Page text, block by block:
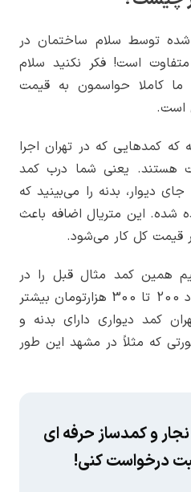
توسط سلام ساختمان در
است! فکر نکنید سلام
کاملا حواسمون به قیمت
است.
که کمدهایی که در تهران اجرا
هستند. یعنی شما درب کمد
دیوار، بدنه را می‌بینید که
شده. این متریال اضافه باعث
همین کمد مثال قبل را در
تهران اجرا کنیم، قیمت حدود 200 تا 300 هزارتومان بیشتر
کمد دیواری دارای بدنه و
که مثلاً در مشهد این طور
و کمدساز حرفه ای
درخواست کنی!